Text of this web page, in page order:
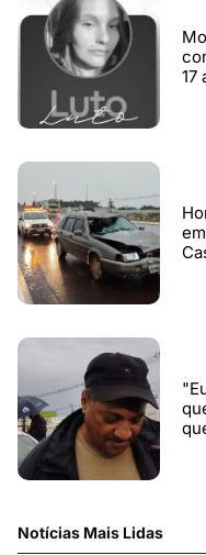
17
Notícias Mais Lidas